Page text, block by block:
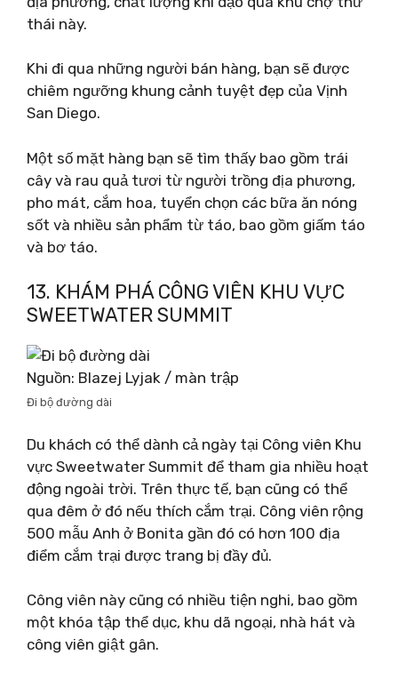
thái này.
Khi đi qua những người bán hàng, bạn sẽ được
chiêm ngưỡng khung cảnh tuyệt đẹp của Vịnh
San Diego.
Một số mặt hàng bạn sẽ tìm thấy bao gồm trái
cây và rau quả tươi từ người trồng địa phương,
pho mát, cắm hoa, tuyển chọn các bữa ăn nóng
sốt và nhiều sản phẩm từ táo, bao gồm giấm táo
và bơ táo.
13. KHÁM PHÁ CÔNG VIÊN KHU VỰC
SWEETWATER SUMMIT
Nguồn: Blazej Lyjak / màn trập
Đi bộ đường dài
Du khách có thể dành cả ngày tại Công viên Khu
vực Sweetwater Summit để tham gia nhiều hoạt
động ngoài trời. Trên thực tế, bạn cũng có thể
qua đêm ở đó nếu thích cắm trại. Công viên rộng
500 mẫu Anh ở Bonita gần đó có hơn 100 địa
điểm cắm trại được trang bị đầy đủ.
Công viên này cũng có nhiều tiện nghi, bao gồm
một khóa tập thể dục, khu dã ngoại, nhà hát và
công viên giật gân.